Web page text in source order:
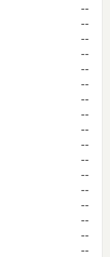
--
--
--
--
--
--
--
--
--
--
--
--
--
--
--
--
--